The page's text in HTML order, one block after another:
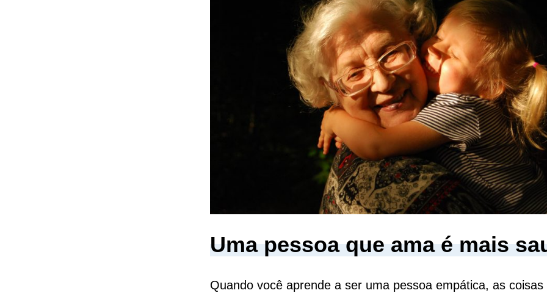
Uma pessoa que ama é mais
Quando você aprende a ser uma pessoa empática, as